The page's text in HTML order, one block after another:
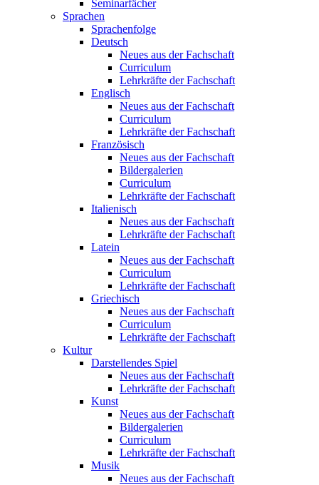
Seminarfächer
Sprachen
Sprachenfolge
Deutsch
Neues aus der Fachschaft
Curriculum
Lehrkräfte der Fachschaft
Englisch
Neues aus der Fachschaft
Curriculum
Lehrkräfte der Fachschaft
Französisch
Neues aus der Fachschaft
Bildergalerien
Curriculum
Lehrkräfte der Fachschaft
Italienisch
Neues aus der Fachschaft
Lehrkräfte der Fachschaft
Latein
Neues aus der Fachschaft
Curriculum
Lehrkräfte der Fachschaft
Griechisch
Neues aus der Fachschaft
Curriculum
Lehrkräfte der Fachschaft
Kultur
Darstellendes Spiel
Neues aus der Fachschaft
Lehrkräfte der Fachschaft
Kunst
Neues aus der Fachschaft
Bildergalerien
Curriculum
Lehrkräfte der Fachschaft
Musik
Neues aus der Fachschaft